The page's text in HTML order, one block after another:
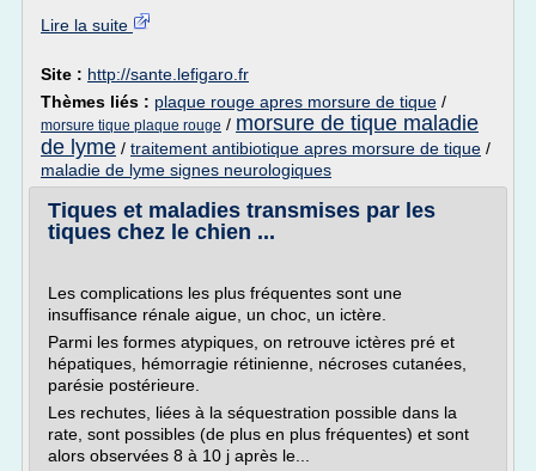
Lire la suite
Site : http://sante.lefigaro.fr
Thèmes liés : plaque rouge apres morsure de tique /
morsure tique plaque rouge / morsure de tique maladie
de lyme / traitement antibiotique apres morsure de tique /
maladie de lyme signes neurologiques
Tiques et maladies transmises par les
tiques chez le chien ...
Les complications les plus fréquentes sont une
insuffisance rénale aigue, un choc, un ictère.
Parmi les formes atypiques, on retrouve ictères pré et
hépatiques, hémorragie rétinienne, nécroses cutanées,
parésie postérieure.
Les rechutes, liées à la séquestration possible dans la
rate, sont possibles (de plus en plus fréquentes) et sont
alors observées 8 à 10 j après le...